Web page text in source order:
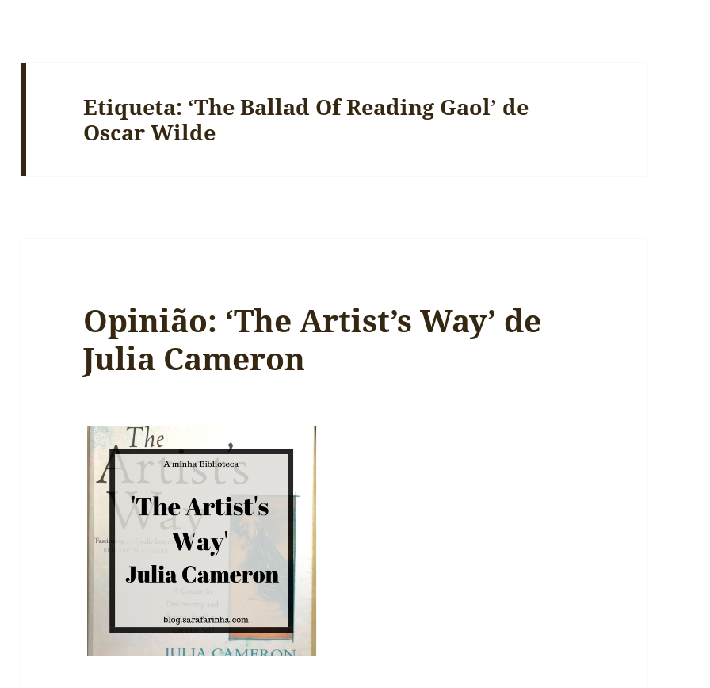
Etiqueta: ‘The Ballad Of Reading Gaol’ de
Oscar Wilde
Opinião: ‘The Artist’s Way’ de
Julia Cameron